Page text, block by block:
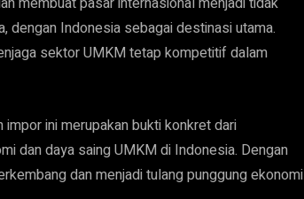
dengan Indonesia sebagai destinasi utama.
sektor UMKM tetap kompetitif dalam
impor ini merupakan bukti konkret dari
dan daya saing UMKM di Indonesia. Dengan
dan menjadi tulang punggung ekonomi